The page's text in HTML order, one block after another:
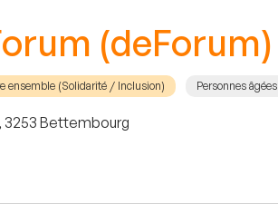
(deForum)
ensemble (Solidarité / Inclusion) Personnes âgées
3253 Bettembourg